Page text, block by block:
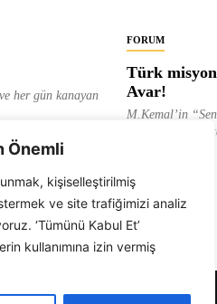
Önemli
kişiselleştirilmiş
ve site trafiğimizi analiz
‘Tümünü Kabul Et’
kullanımına izin vermiş
her gün kanayan
FORUM
Türk
Avar!
M.Kemal’in
ve “dağlara ışık
ALEVI